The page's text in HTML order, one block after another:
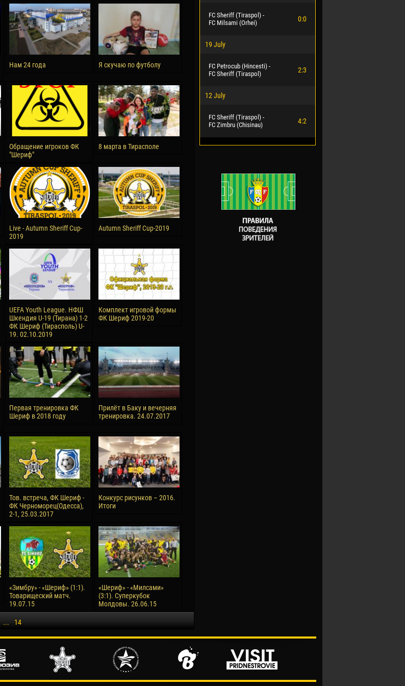
Victor CIUMAȘU
28 June
Soumaila MAGASSOUBA
10 July
Bourama FOMBA
Ivan DYULGEROV
Нам 24 года Я скучаю по футболу
Обращение игроков ФК
"Шериф"
8 марта в Тирасполе
Live - Autumn Sheriff Cup-
2019
Autumn Sheriff Cup-2019
UEFA Youth League. НФШ
Шкендия U-19 (Тирана) 1-2
ФК Шериф (Тирасполь) U-
19. 02.10.2019
Комплект игровой формы
ФК Шериф 2019-20
Первая тренировка ФК
Шериф в 2018 году
Прилёт в Баку и вечерняя
тренировка. 24.07.2017
Тов. встреча, ФК Шериф -
ФК Черноморец(Одесса),
2-1, 25.03.2017
Конкурс рисунков – 2016.
Итоги
«Зимбру» - «Шериф» (1:1).
Товарищеский матч.
19.07.15
«Шериф» - «Милсами»
(3:1). Суперкубок
Молдовы. 26.06.15
... 14
FC Sheriff (Tiraspol) -
FC Milsami (Orhei)
0:0
19 July
FC Petrocub (Hincesti) -
FC Sheriff (Tiraspol)
2:3
12 July
FC Sheriff (Tiraspol) -
FC Zimbru (Chisinau)
4:2